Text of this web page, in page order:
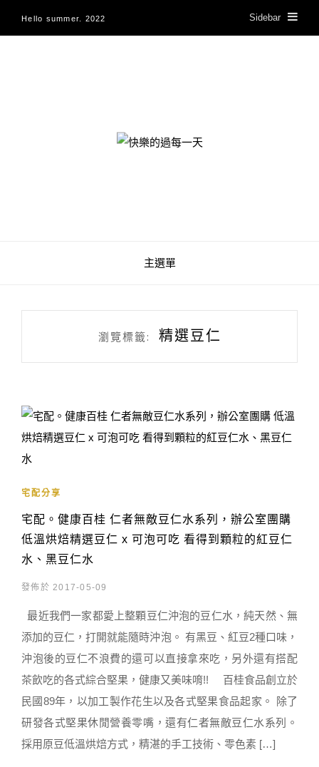
Hello summer. 2022 Sidebar
快樂的過每一天
主選單
瀏覽標籤: 精選豆仁
宅配分享
宅配。健康百桂 仁者無敵豆仁水系列，辦公室團購
低溫烘焙精選豆仁 x 可泡可吃 看得到顆粒的紅豆仁
水、黑豆仁水
發佈於 2017-05-09
最近我們一家都愛上整顆豆仁沖泡的豆仁水，純天然、無
添加的豆仁，打開就能隨時沖泡。 有黑豆、紅豆2種口味，
沖泡後的豆仁不浪費的還可以直接拿來吃，另外還有搭配
茶飲吃的各式綜合堅果，健康又美味唷!! 百桂食品創立於
民國89年，以加工製作花生以及各式堅果食品起家。 除了
研發各式堅果休閒營養零嘴，還有仁者無敵豆仁水系列。
採用原豆低溫烘焙方式，精湛的手工技術、零色素 […]